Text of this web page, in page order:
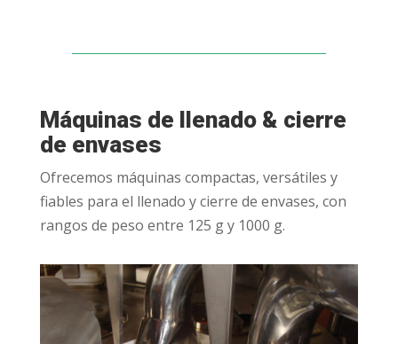
Máquinas de llenado & cierre
de envases
Ofrecemos máquinas compactas, versátiles y
fiables para el llenado y cierre de envases, con
rangos de peso entre 125 g y 1000 g.